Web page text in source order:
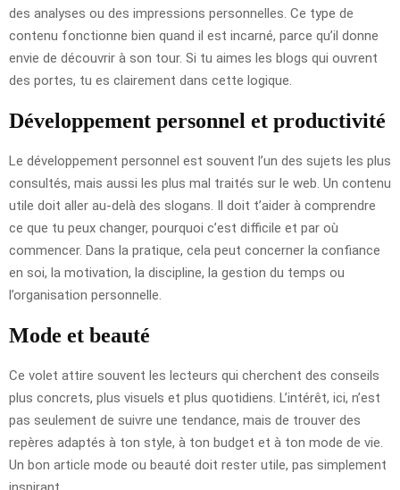
des analyses ou des impressions personnelles. Ce type de
contenu fonctionne bien quand il est incarné, parce qu’il donne
envie de découvrir à son tour. Si tu aimes les blogs qui ouvrent
des portes, tu es clairement dans cette logique.
Développement personnel et productivité
Le développement personnel est souvent l’un des sujets les plus
consultés, mais aussi les plus mal traités sur le web. Un contenu
utile doit aller au-delà des slogans. Il doit t’aider à comprendre
ce que tu peux changer, pourquoi c’est difficile et par où
commencer. Dans la pratique, cela peut concerner la confiance
en soi, la motivation, la discipline, la gestion du temps ou
l’organisation personnelle.
Mode et beauté
Ce volet attire souvent les lecteurs qui cherchent des conseils
plus concrets, plus visuels et plus quotidiens. L’intérêt, ici, n’est
pas seulement de suivre une tendance, mais de trouver des
repères adaptés à ton style, à ton budget et à ton mode de vie.
Un bon article mode ou beauté doit rester utile, pas simplement